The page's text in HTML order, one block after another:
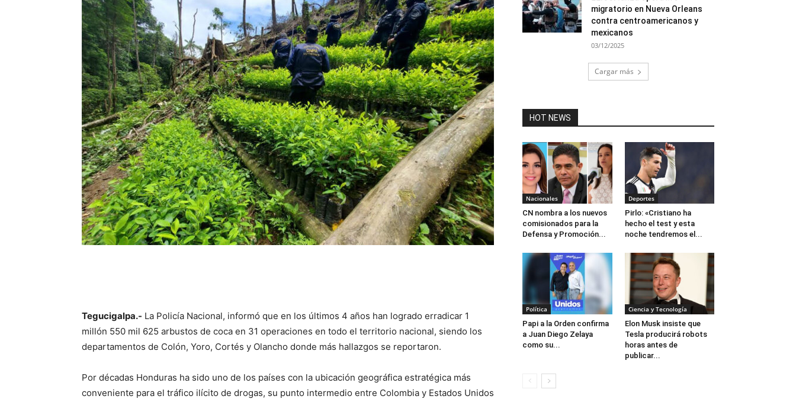
Tegucigalpa.- La Policía Nacional, informó que en los últimos 4 años han logrado erradicar 1
millón 550 mil 625 arbustos de coca en 31 operaciones en todo el territorio nacional, siendo los
departamentos de Colón, Yoro, Cortés y Olancho donde más hallazgos se reportaron.
Por décadas Honduras ha sido uno de los países con la ubicación geográfica estratégica más
conveniente para el tráfico ilícito de drogas, su punto intermedio entre Colombia y Estados Unidos
migratorio en Nueva Orleans
contra centroamericanos y
mexicanos
03/12/2025
Cargar más
HOT NEWS
Nacionales
CN nombra a los nuevos
comisionados para la
Defensa y Promoción...
Deportes
Pirlo: «Cristiano ha
hecho el test y esta
noche tendremos el...
Política
Papi a la Orden confirma
a Juan Diego Zelaya
como su...
Ciencia y Tecnología
Elon Musk insiste que
Tesla producirá robots
horas antes de
publicar...